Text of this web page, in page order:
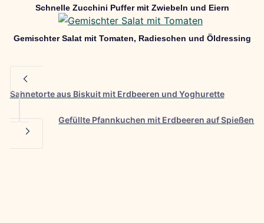
Schnelle Zucchini Puffer mit Zwiebeln und Eiern
Gemischter Salat mit Tomaten, Radieschen und Öldressing
Sahnetorte aus Biskuit mit Erdbeeren und Yoghurette
Gefüllte Pfannkuchen mit Erdbeeren auf Spießen